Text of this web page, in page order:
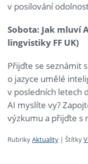
v posilování
Sobota: Jak mluví
lingvistiky FF UK)
Přijďte se seznámit
o jazyce umělé
v posledních letech
AI myslíte vy?
výzkumu a přijďte s
RubrikyAktuality | Štítky